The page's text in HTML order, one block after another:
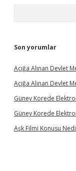
Son yorumlar
Açığa Alınan Devlet
Açığa Alınan Devlet
Güney Korede
Güney Korede
Aşk Filmi Konusu